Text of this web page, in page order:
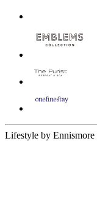
Lifestyle by Ennismore